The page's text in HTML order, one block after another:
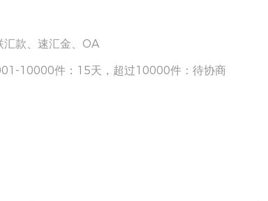
汇款、速汇金、OA
10000件：15天，超过10000件：待协商